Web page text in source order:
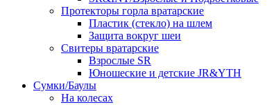
Протекторы горла вратарские
Пластик (стекло) на шлем
Защита вокруг шеи
Свитеры вратарские
Взрослые SR
Юношеские и детские JR&YTH
Сумки/Баулы
На колесах